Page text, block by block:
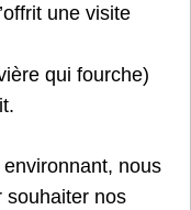
une visite
qui fourche)
nous
souhaiter nos